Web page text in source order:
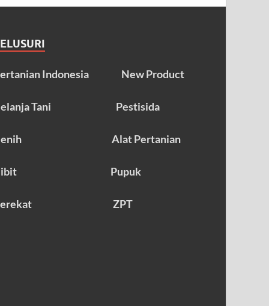
Indonesia New Product
Tani Pestisida
Alat Pertanian
Pupuk
ZPT